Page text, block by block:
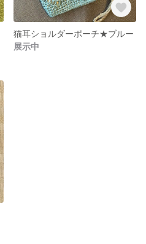
猫耳ショルダーポーチ★ブルー
展示中